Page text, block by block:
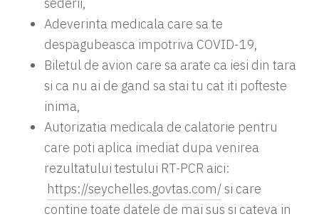
sederii,
Adeverinta medicala care sa te
despagubeasca impotriva COVID-19,
Biletul de avion care sa arate ca iesi din tara
si ca nu ai de gand sa stai tu cat iti pofteste
inima,
Autorizatia medicala de calatorie pentru
care poti aplica imediat dupa venirea
rezultatului testului RT-PCR aici:
https://seychelles.govtas.com/si care
contine toate datele de mai sus si cateva in